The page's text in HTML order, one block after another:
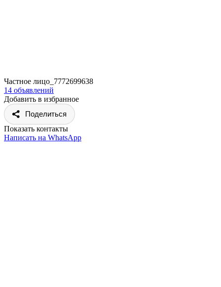
Частное лицо_7772699638
14 объявлений
Добавить в избранное
Поделиться
Показать контакты
Написать на WhatsApp